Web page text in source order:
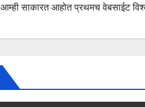
आम्ही साकारत आहोत प्रथमच वेबसाईट